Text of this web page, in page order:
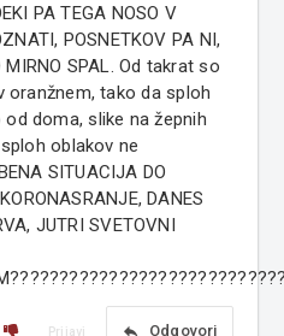
PA TEGA NOSO V
POSNETKOV PA NI,
MIRNO SPAL. Od takrat so
oranžnem, tako da sploh
doma, slike na žepnih
oblakov ne
SITUACIJA DO
DANES
JUTRI SVETOVNI
reply Odgovori
Prijavi